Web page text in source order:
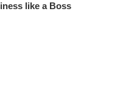
like a Boss